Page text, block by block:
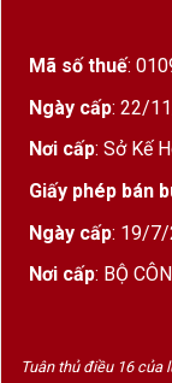
Mã số thuế:
Ngày cấp: 22/
Nơi cấp: Sở Kế
Giấy phép bán
Ngày cấp: 19/7/
Nơi cấp: BỘ
Tuân thủ điều 16 của